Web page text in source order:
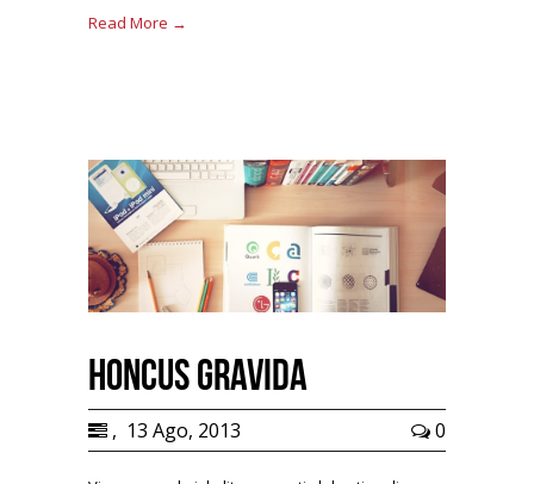
Read More →
honcus gravida
, 13 Ago, 2013 0